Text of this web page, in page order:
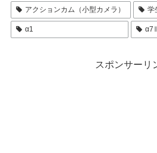
アクションカム（小型カメラ） 学
α1
スポンサーリ